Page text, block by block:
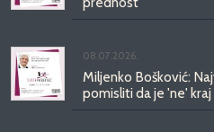
08.07.2026.
Miljenko Bošković:
pomisliti da je 'ne'